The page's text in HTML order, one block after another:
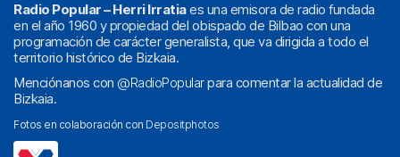
Radio Popular – Herri Irratiaes una emisora de radio fundada
en el año 1960 y propiedad del obispado de Bilbao con una
programación de carácter generalista, que va dirigida a todo el
territorio histórico de Bizkaia.
Menciónanos con @RadioPopularpara comentar la actualidad de
Bizkaia.
Fotos en colaboración con Depositphotos